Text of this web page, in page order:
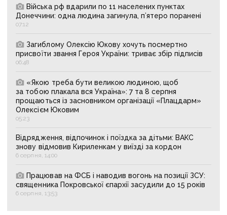
Війська рф вдарили по 11 населених пунктах
Донеччини: одна людина загинула, п’ятеро поранені
07:12
Загиблому Олексію Юкову хочуть посмертно
присвоїти звання Героя України: триває збір підписів
06:48
«Якою треба бути великою людиною, щоб
за тобою плакала вся Україна»: 7 та 8 серпня
прощаються із засновником організації «Плацдарм»
Олексієм Юковим
05:23
Відрядження, відпочинок і поїздка за дітьми: ВАКС
знову відмовив Кириленкам у виїзді за кордон
6 серпня, 14:00
Працював на ФСБ і наводив вогонь на позиції ЗСУ:
священника Покровської єпархії засудили до 15 років
6 серпня, 13:53